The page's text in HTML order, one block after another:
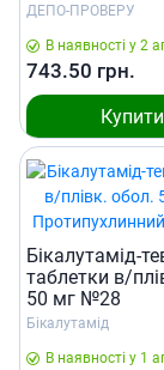
ДЕПО-ПРОВЕРУ
В наявності у 2
743.50 грн.
Купити
Бiкалутамiд-
таблетки в/
50 мг №28
Бікалутамід
В наявності у 1